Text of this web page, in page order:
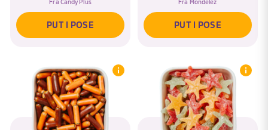
Fra Candy Plus
PUT I POSE
Fra Mondelez
PUT I POSE